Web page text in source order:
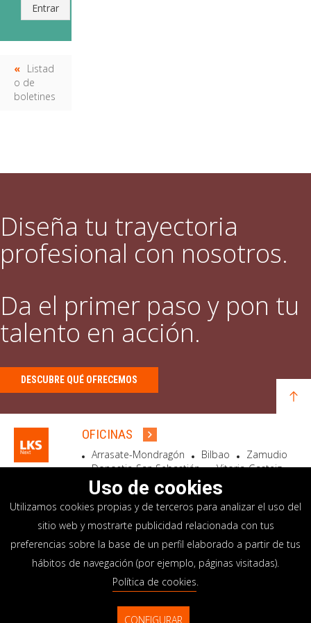
Entrar
Listad
o de
boletines
Diseña tu trayectoria
profesional con nosotros.
Da el primer paso y pon tu
talento en acción.
DESCUBRE QUÉ OFRECEMOS
OFICINAS
Arrasate-Mondragón Bilbao
Zamudio
Donostia-San Sebastián
Vitoria-Gasteiz
Madrid
El Astillero Bidart
SEDE SOCIAL
Goiru, 7 Arrasate-Mondragón
CP 20500 GIPUZKOA – SPAIN
+34 900 84 14 14
info@lksnext.com
Uso de cookies
Utilizamos cookies propias y de terceros para analizar el uso del
sitio web y mostrarte publicidad relacionada con tus
preferencias sobre la base de un perfil elaborado a partir de tus
hábitos de navegación (por ejemplo, páginas visitadas).
Política de cookies.
CONFIGURAR